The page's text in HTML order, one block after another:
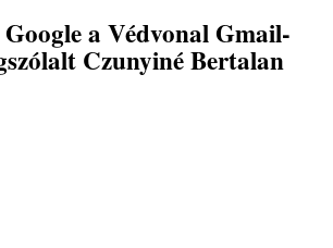
a Védvonal Gmail-
Czunyiné Bertalan